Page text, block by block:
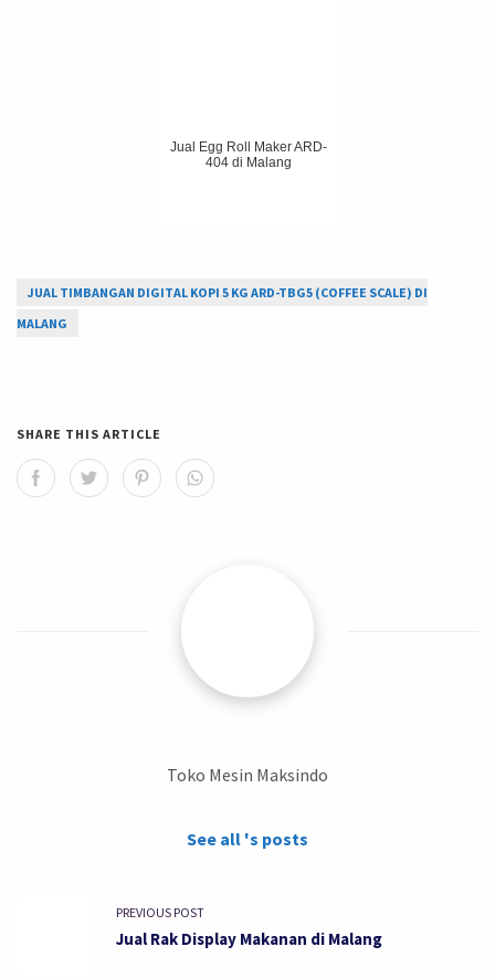
Jual Egg Roll Maker ARD-
404 di Malang
JUAL TIMBANGAN DIGITAL KOPI 5 KG ARD-TBG5 (COFFEE SCALE) DI
MALANG
SHARE THIS ARTICLE
Toko Mesin Maksindo
See all 's posts
PREVIOUS POST
Jual Rak Display Makanan di Malang